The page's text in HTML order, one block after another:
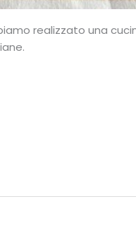
realizzato una